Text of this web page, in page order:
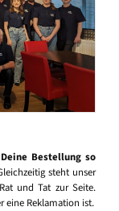
Deine Bestellung so
steht unser
und Tat zur Seite.
eine Reklamation ist.